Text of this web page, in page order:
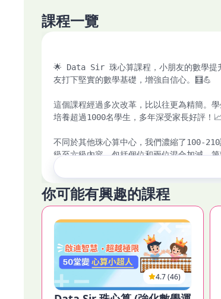
課程一覽
🌟 Data Sir 珠心算課程，小朋友的數學提
友打下堅實的數學基礎，增強自信心。🧮💪
這個課程經過多次改革，比以往更為精簡。
培養超過1000名學生，多年深受家長好評！
不同於其他珠心算中心，我們濃縮了100-
級至六級內容，包括個位和兩位混合加減。
課堂不僅有基礎珠算教學，還有額外的練習
學習更有趣，同時提高學習效果。更多課堂
⭐ 立即參加 Data Sir 珠心算班，提升小
你可能有興趣的課程
4.7 (46)